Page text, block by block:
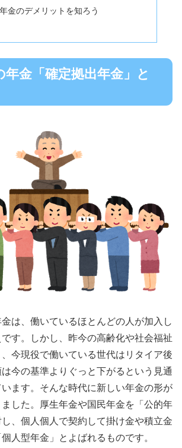
金のデメリットを知ろう
年金「確定拠出年金」と
は、働いているほとんどの人が加入し
す。しかし、昨今の高齢化や社会福祉
今現役で働いている世代はリタイア後
今の基準よりぐっと下がるという見通
ます。そんな時代に新しい年金の形が
した。厚生年金や国民年金を「公的年
、個人個人で契約して掛け金や積立金
人型年金」とよばれるものです。